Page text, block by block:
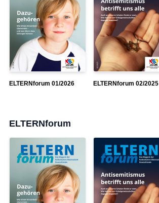
ELTERNforum 01/2026 ELTERNforum 02/2025
ELTERNforum